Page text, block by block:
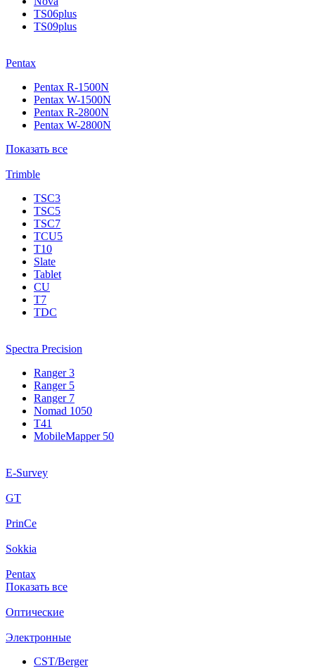
TS06plus
TS09plus
Pentax
Pentax R-1500N
Pentax W-1500N
Pentax R-2800N
Pentax W-2800N
Показать все
Trimble
TSC3
TSC5
TSC7
TCU5
T10
Slate
Tablet
CU
T7
TDC
Spectra Precision
Ranger 3
Ranger 5
Ranger 7
Nomad 1050
T41
MobileMapper 50
E-Survey
GT
PrinCe
Sokkia
Pentax
Показать все
Оптические
Электронные
CST/Berger